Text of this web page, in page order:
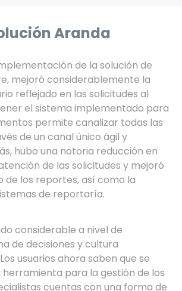
Aranda
de la solución de
mejoró considerablemente la
reflejado en las solicitudes al
el sistema implementado para
permite canalizar todas las
de un canal único ágil y
hubo una notoria reducción en
de las solicitudes y mejoró
de los reportes, así como la
de reportaría.
considerable a nivel de
de decisiones y cultura
usuarios ahora saben que se
para la gestión de los
cuentas con una forma de